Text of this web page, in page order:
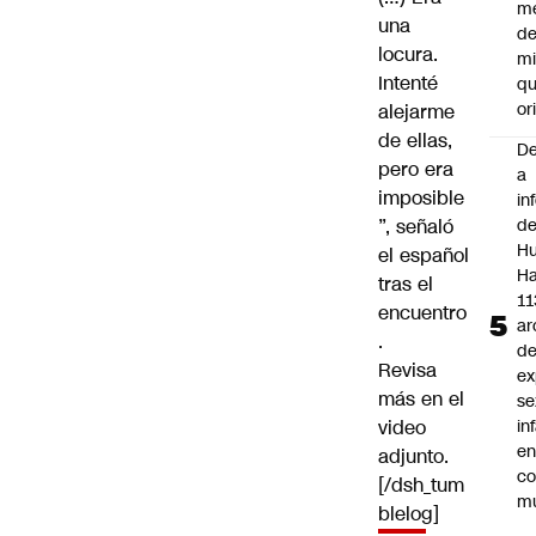
una
locura.
Intenté
alejarme
de ellas,
pero era
imposible
”, señaló
el español
tras el
encuentro
.
Revisa
más en el
video
adjunto.
[/dsh_tum
blelog]
a
de
de
en